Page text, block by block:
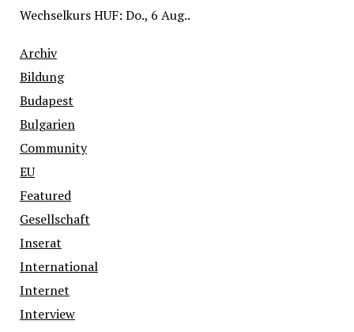
WechselkursHUF: Do., 6 Aug..
Archiv
Bildung
Budapest
Bulgarien
Community
EU
Featured
Gesellschaft
Inserat
International
Internet
Interview